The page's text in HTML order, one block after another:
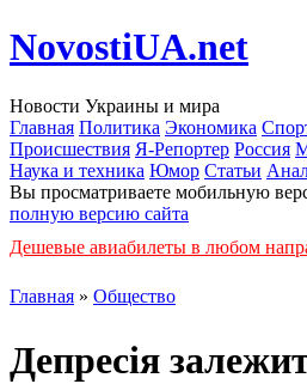
NovostiUA.net
Новости Украины и мира
Главная Политика Экономика
Происшествия Я-Репортер Россия
Наука и техника Юмор Статьи
Вы просматриваете мобильную
полную версию сайта
Дешевые авиабилеты в любом
Главная » Общество
Депресія